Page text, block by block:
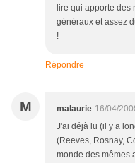
lire qui apporte des
généraux et assez
!
Répondre
M malaurie 16/04/
J'ai déjà lu (il y a
(Reeves, Rosnay,
monde des mêmes